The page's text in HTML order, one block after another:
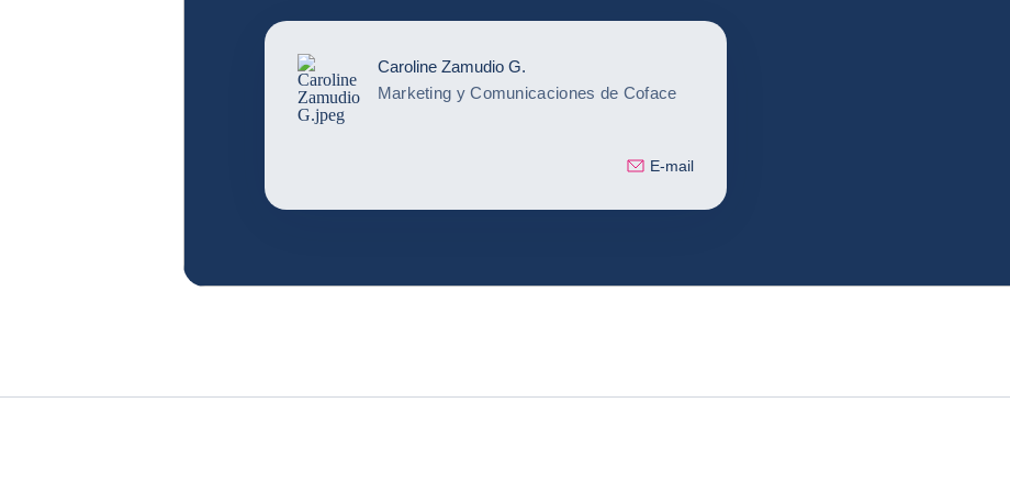
Caroline Zamudio G.
Marketing y Comunicaciones de Coface
E-mail